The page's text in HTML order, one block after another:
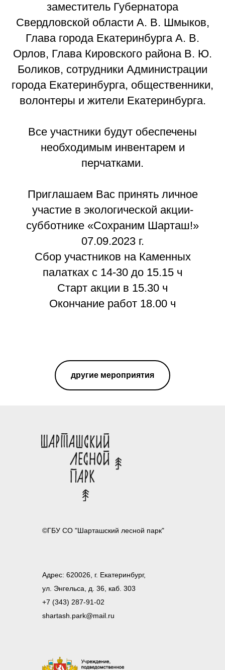
заместитель Губернатора
Свердловской области А. В. Шмыков,
Глава города Екатеринбурга А. В.
Орлов, Глава Кировского района В. Ю.
Боликов, сотрудники Администрации
города Екатеринбурга, общественники,
волонтеры и жители Екатеринбурга.
Все участники будут обеспечены
необходимым инвентарем и
перчатками.
Приглашаем Вас принять личное
участие в экологической акции-
субботнике «Сохраним Шарташ!»
07.09.2023 г.
Сбор участников на Каменных
палатках с 14-30 до 15.15 ч
Старт акции в 15.30 ч
Окончание работ 18.00 ч
другие мероприятия
©ГБУ СО "Шарташский лесной парк"
Адрес: 620026, г. Екатеринбург,
ул. Энгельса, д. 36, каб. 303
+7 (343) 287-91-02
shartash.park@mail.ru